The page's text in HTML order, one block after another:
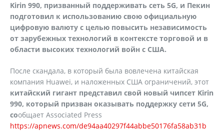
Kirin 990, призванный поддерживать сеть 5G, и Пекин
подготовил к использованию свою официальную
цифровую валюту с целью повысить независимость
от зарубежных технологий в контексте торговой и в
области высоких технологий войн с США.
После скандала, в который была вовлечена китайская
компания Huawei, и наложенных США ограничений, этот
китайский гигант представил свой новый чипсет Kirin
990, который призван оказывать поддержку сети 5G,
сообщает Associated Press
https://apnews.com/de94aa40297f44abbe50176fa58ab31b